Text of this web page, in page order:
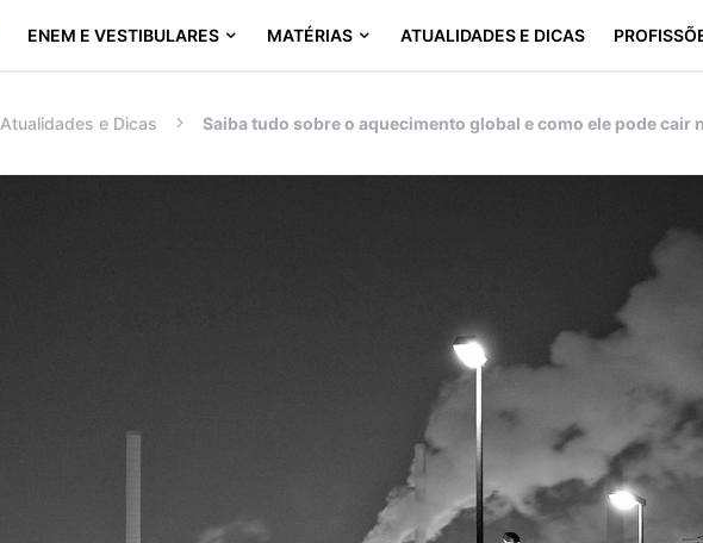
ENEM E VESTIBULARES MATÉRIAS ATUALIDADES E DICAS
Atualidades e Dicas Saiba tudo sobre o aquecimento global e como ele pode cair